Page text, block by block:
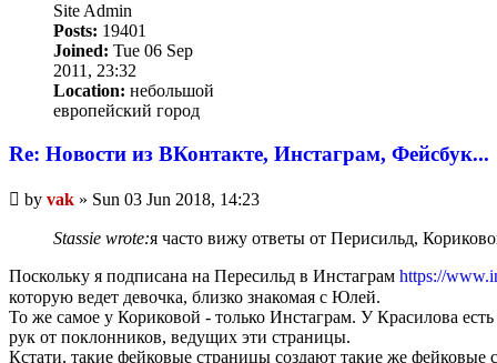
Site Admin
Posts: 19401
Joined: Tue 06 Sep
2011, 23:32
Location: небольшой
европейский город
Re: Новости из ВКонтакте, Инстаграм, Фейсбук...
Unread
post
by vak » Sun 03 Jun 2018, 14:23
Stassie wrote:я часто вижу ответы от Перисильд,
Поскольку я подписана на Пересильд в Инстаграм https://
которую ведет девочка, близко знакомая с Юлей.
То же самое у Кориковой - только Инстаграм. У Красилова
рук от поклонников, ведущих эти страницы.
Кстати, такие фейковые страницы создают такие же фейковые